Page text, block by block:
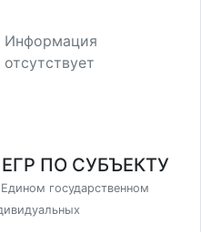
Информация
отсутствует
ПО СУБЪЕКТУ
государственном